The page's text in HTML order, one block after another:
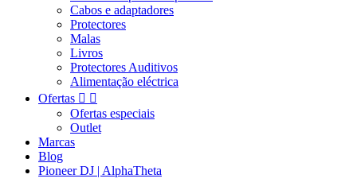
Cabos e adaptadores
Protectores
Malas
Livros
Protectores Auditivos
Alimentação eléctrica
Ofertas  
Ofertas especiais
Outlet
Marcas
Blog
Pioneer DJ | AlphaTheta